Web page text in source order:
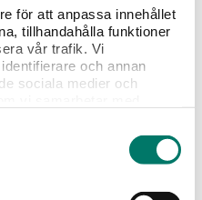
för att anpassa innehållet
tillhandahålla funktioner
vår trafik. Vi
och annan
sociala medier och
eller som de har
tjänster.
Champagne